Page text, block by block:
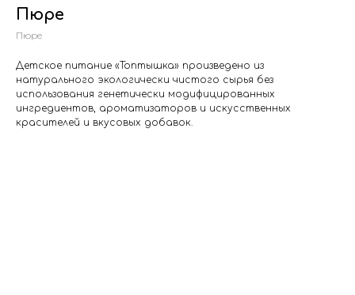
Пюре
Пюре
Детское питание «Топтышка» произведено из
натурального экологически чистого сырья без
использования генетически модифицированных
ингредиентов, ароматизаторов и искусственных
красителей и вкусовых добавок.